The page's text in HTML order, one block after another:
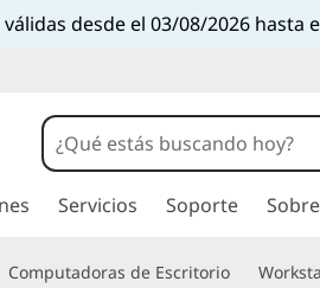
desde el 03/08/2026 hasta
Servicios Soporte
Computadoras de Escritorio